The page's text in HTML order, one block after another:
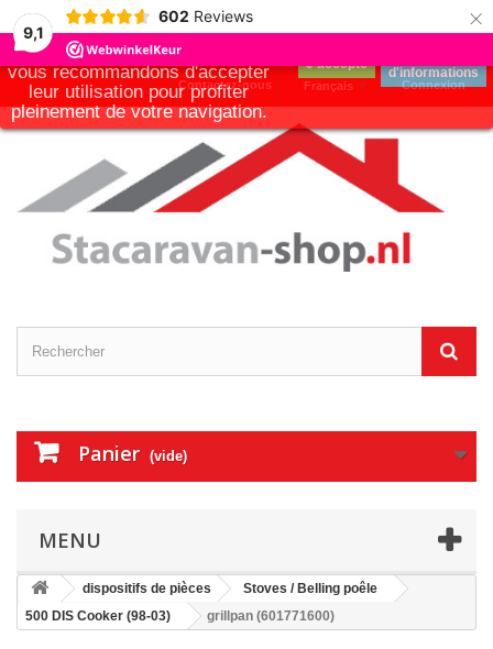
9,1
602 Reviews ×
Connexion
Français
Contactez-nous
Panier (vide)
MENU
Notre boutique utilise des
cookies pour améliorer
l'expérience utilisateur et nous
vous recommandons d'accepter
leur utilisation pour profiter
pleinement de votre navigation.
J'accepte
d'informations
dispositifs de pièces
Stoves / Belling poêle
500 DIS Cooker (98-03)
grillpan (601771600)